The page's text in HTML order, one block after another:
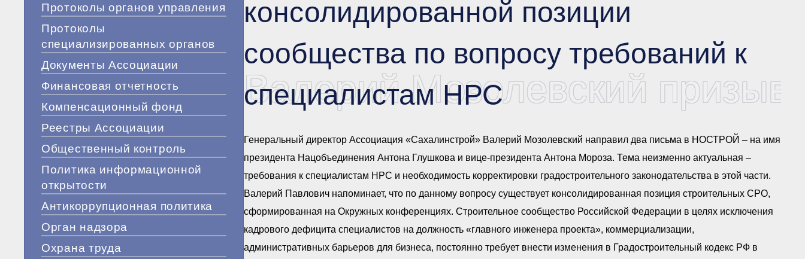
Протоколы органов управления
Протоколы
специализированных органов
Документы Ассоциации
Финансовая отчетность
Компенсационный фонд
Реестры Ассоциации
Общественный контроль
Политика информационной
открытости
Антикоррупционная политика
Орган надзора
Охрана труда
консолидированной позиции
сообщества по вопросу требований к
специалистам НРС
Валерий Мозолевский
Генеральный директор Ассоциация «Сахалинстрой» Валерий Мозолевский направил два письма в НОСТРОЙ – на имя
президента Нацобъединения Антона Глушкова и вице-президента Антона Мороза. Тема неизменно актуальная –
требования к специалистам НРС и необходимость корректировки градостроительного законодательства в этой части.
Валерий Павлович напоминает, что по данному вопросу существует консолидированная позиция строительных СРО,
сформированная на Окружных конференциях. Строительное сообщество Российской Федерации в целях исключения
кадрового дефицита специалистов на должность «главного инженера проекта», коммерциализации,
административных барьеров для бизнеса, постоянно требует внести изменения в Градостроительный кодекс РФ в